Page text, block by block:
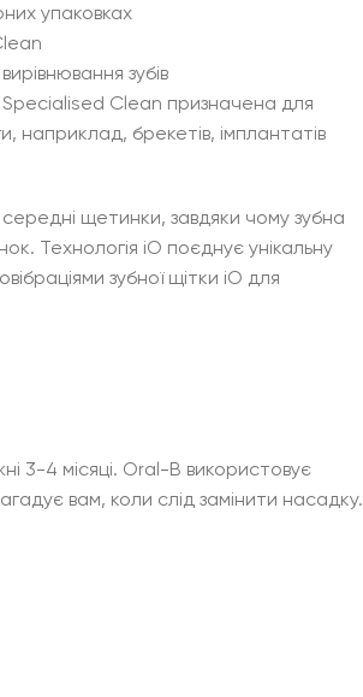
упаковках
зубів
Specialised Clean призначена для
наприклад, брекетів, імплантатів
щетинки, завдяки чому зубна
Технологія iO поєднує унікальну
зубної щітки iO для
3-4 місяці. Oral-B використовує
вам, коли слід замінити насадку.